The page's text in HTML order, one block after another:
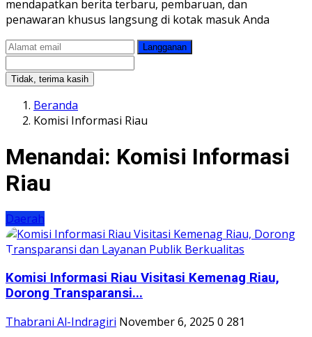
mendapatkan berita terbaru, pembaruan, dan
penawaran khusus langsung di kotak masuk Anda
Langganan
Tidak, terima kasih
Beranda
Komisi Informasi Riau
Menandai: Komisi Informasi
Riau